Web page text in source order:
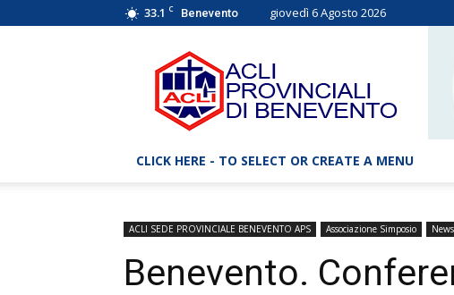
33.1 C Benevento giovedì 6 Agosto 2026
ACLI
Benevento
–
Associazioni
Cristiane
Lavoratori
CLICK HERE - TO SELECT OR CREATE A MENU
ACLI SEDE PROVINCIALE BENEVENTO APS Associazione Simposio News
Benevento.